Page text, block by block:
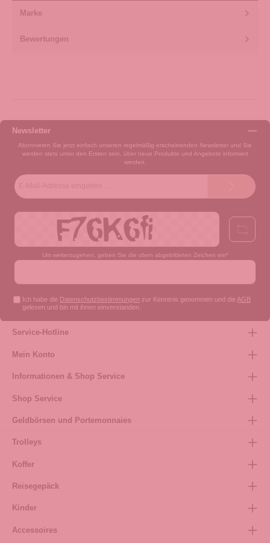
Marke
Bewertungen
Newsletter
Abonnieren Sie jetzt einfach unseren regelmäßig erscheinenden Newsletter und Sie
werden stets unter den Ersten sein, über neue Produkte und Angebote informiert
werden.
Um weiterzugehen, geben Sie die oben abgebildeten Zeichen ein*
Ich habe die Datenschutzbestimmungen zur Kenntnis genommen und die AGB
gelesen und bin mit ihnen einverstanden.
Service-Hotline
Mein Konto
Informationen & Shop Service
Shop Service
Geldbörsen und Portemonnaies
Trolleys
Koffer
Reisegepäck
Kinder
Accessoires